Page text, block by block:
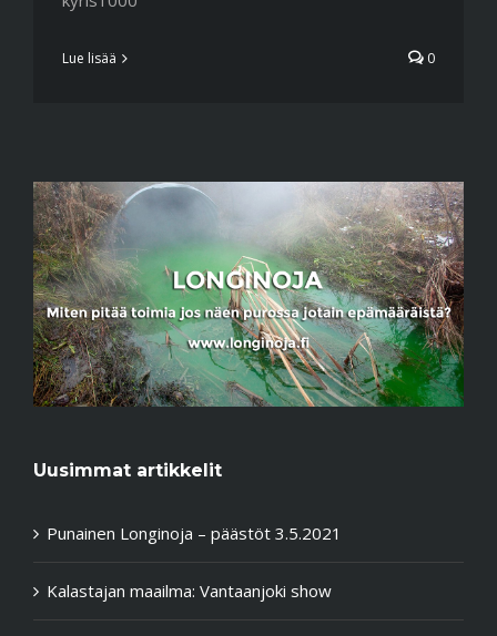
Lue lisää 0
Uusimmat artikkelit
Punainen Longinoja – päästöt 3.5.2021
Kalastajan maailma: Vantaanjoki show